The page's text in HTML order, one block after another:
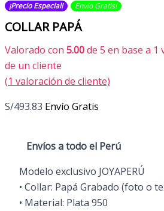
¡Precio Especial! Envío Gratis​​​!
COLLAR PAPÁ
Valorado con 5.00de 5 en base a 1
de un cliente
(1 valoración de cliente)
S/493.83 Envío Gratis
Envíos a todo el Perú
Modelo exclusivo JOYAPERÚ
• Collar: Papá Grabado (foto o
• Material: Plata 950